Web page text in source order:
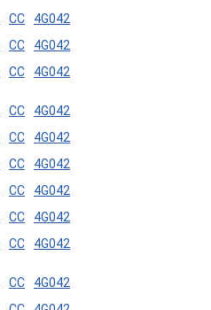
CC
4G042
CC
4G042
CC 4G042
CC
4G042
CC
4G042
CC
4G042
CC
4G042
CC
4G042
CC 4G042
CC
4G042